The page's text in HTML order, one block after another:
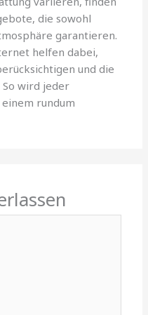
die sowohl
garantieren.
helfen dabei,
und die
wird jeder
rundum